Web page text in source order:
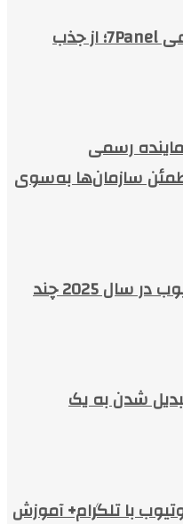
خدمات شبکه‌های اجتماعی 7Panel؛ از جذب
رسمی
سازمان‌ها به‌سوی
درآمد هر 1000 بازدید یوتیوب در سال 2025 چند
شدن به یک
از یوتیوب با تلگرام+ آموزش